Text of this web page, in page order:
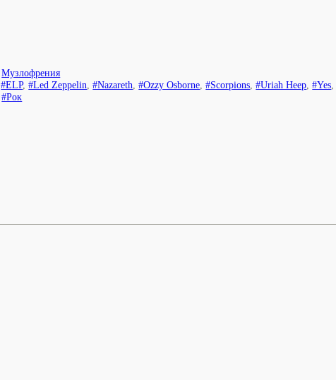
,Музлофрения
,#ELP,#Led Zeppelin ,#Nazareth ,#Ozzy Osborne ,#Scorpions ,#Uriah Heep ,#Yes
,#Рок